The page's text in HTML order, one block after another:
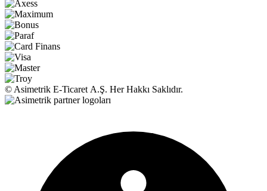
© Asimetrik E‑Ticaret A.Ş. Her Hakkı Saklıdır.